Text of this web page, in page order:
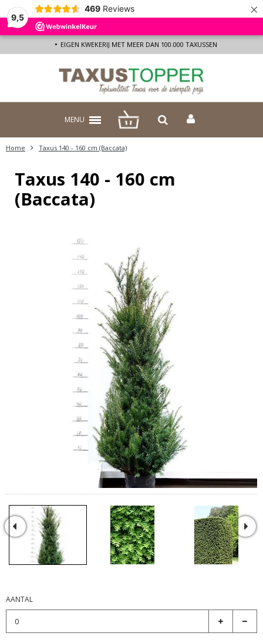
9,5
469 Reviews ×
EIGEN KWEKERIJ MET MEER DAN 100.000 TAXUSSEN
MENU
Home Taxus 140 - 160 cm (Baccata)
Taxus 140 - 160 cm
(Baccata)
AANTAL